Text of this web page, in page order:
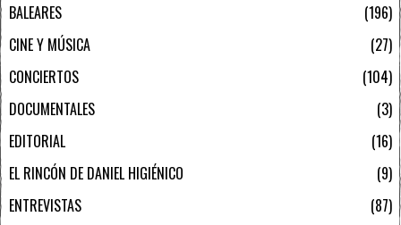
BALEARES
196
CINE Y MÚSICA
27
CONCIERTOS
104
DOCUMENTALES
3
EDITORIAL
16
EL RINCÓN DE DANIEL HIGIÉNICO
9
ENTREVISTAS
87